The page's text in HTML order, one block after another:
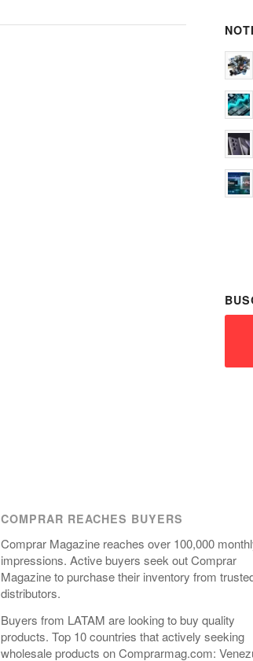
COMPRAR REACHES BUYERS
Comprar Magazine reaches over 100,000
impressions. Active buyers seek out Comprar
Magazine to purchase their inventory from
distributors.
Buyers from LATAM are looking to buy quality
products. Top 10 countries that actively seeking
wholesale products on Comprarmag.com: